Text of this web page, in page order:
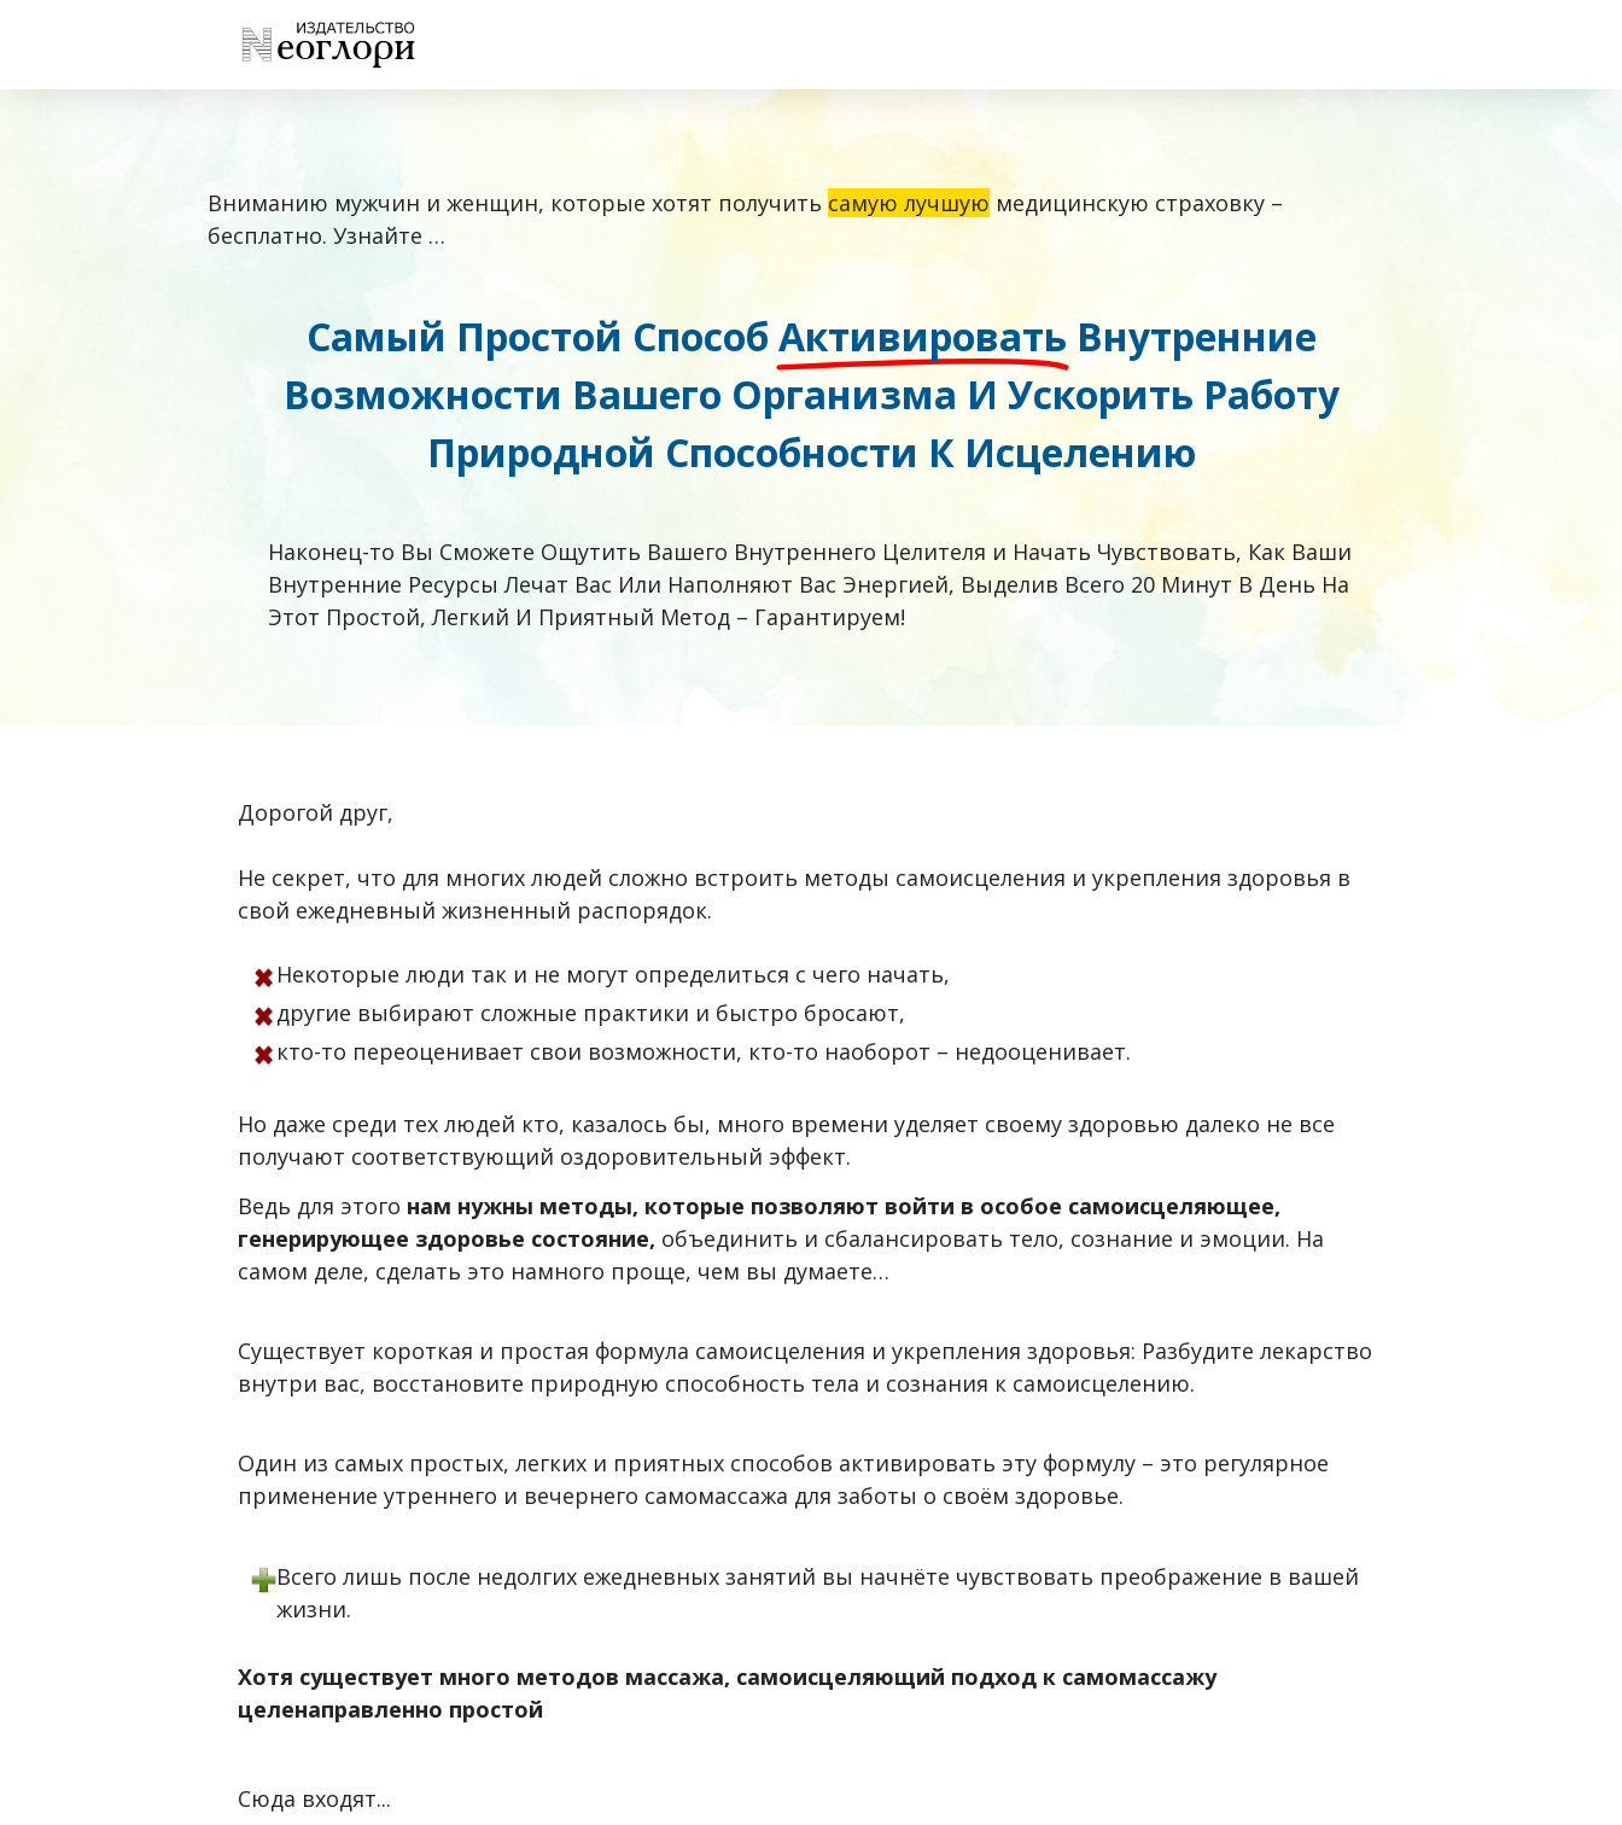
Вниманию мужчин и женщин, которые хотят получить самую лучшую медицинскую страховку –
бесплатно. Узнайте …
Самый Простой Способ Активировать Внутренние
Возможности Вашего Организма И Ускорить Работу
Природной Способности К Исцелению
Наконец-то Вы Сможете Ощутить Вашего Внутреннего Целителя и Начать Чувствовать, Как Ваши
Внутренние Ресурсы Лечат Вас Или Наполняют Вас Энергией, Выделив Всего 20 Минут В День На
Этот Простой, Легкий И Приятный Метод – Гарантируем!
Дорогой друг,
Не секрет, что для многих людей сложно встроить методы самоисцеления и укрепления здоровья в
свой ежедневный жизненный распорядок.
Некоторые люди так и не могут определиться с чего начать,
другие выбирают сложные практики и быстро бросают,
кто-то переоценивает свои возможности, кто-то наоборот – недооценивает.
Но даже среди тех людей кто, казалось бы, много времени уделяет своему здоровью далеко не все
получают соответствующий оздоровительный эффект.
Ведь для этого нам нужны методы, которые позволяют войти в особое самоисцеляющее,
генерирующее здоровье состояние, объединить и сбалансировать тело, сознание и эмоции. На
самом деле, сделать это намного проще, чем вы думаете…
Существует короткая и простая формула самоисцеления и укрепления здоровья: Разбудите лекарство
внутри вас, восстановите природную способность тела и сознания к самоисцелению.
Один из самых простых, легких и приятных способов активировать эту формулу – это регулярное
применение утреннего и вечернего самомассажа для заботы о своём здоровье.
Всего лишь после недолгих ежедневных занятий вы начнёте чувствовать преображение в вашей
жизни.
Хотя существует много методов массажа, самоисцеляющий подход к самомассажу
целенаправленно простой
Сюда входят...